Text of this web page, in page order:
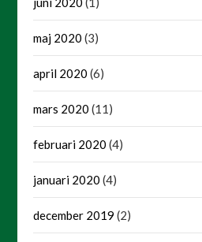
maj 2020 (3)
april 2020 (6)
mars 2020 (11)
februari 2020 (4)
januari 2020 (4)
december 2019 (2)